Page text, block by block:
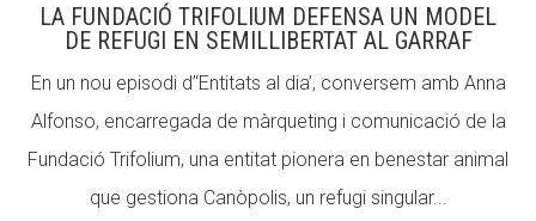
LA FUNDACIÓ TRIFOLIUM DEFENSA UN MODEL
DE REFUGI EN SEMILLIBERTAT AL GARRAF
En un nou episodi d’‘Entitats al dia’, conversem amb Anna
Alfonso, encarregada de màrqueting i comunicació de la
Fundació Trifolium, una entitat pionera en benestar animal
que gestiona Canòpolis, un refugi singular...
Notícies
Butlletins
Diari de la Fundació
Fundesplai als mitjans
Xarxes socials
Notícies
Butlletins
Diari de la Fundació
Fundesplai als mitjans
Xarxes socials